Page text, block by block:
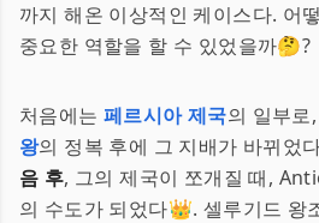
까지 해온 이상적인 케이스다. 어
중요한 역할을 할 수 있었을까🤔?
처음에는 페르시아 제국의 일부로
왕의 정복 후에 그 지배가 바뀌었
음 후, 그의 제국이 쪼개질 때,
의 수도가 되었다👑. 셀루기드 왕